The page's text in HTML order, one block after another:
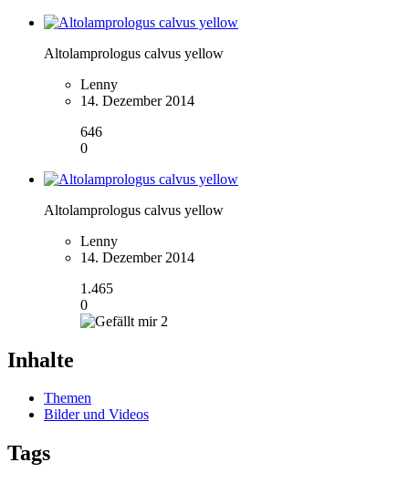
Altolamprologus calvus yellow
Lenny
14. Dezember 2014
646
0
Altolamprologus calvus yellow
Lenny
14. Dezember 2014
1.465
0
2
Inhalte
Themen
Bilder und Videos
Tags